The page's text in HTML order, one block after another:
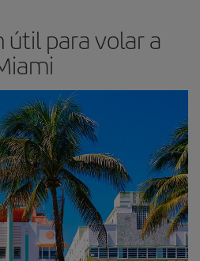
para volar a